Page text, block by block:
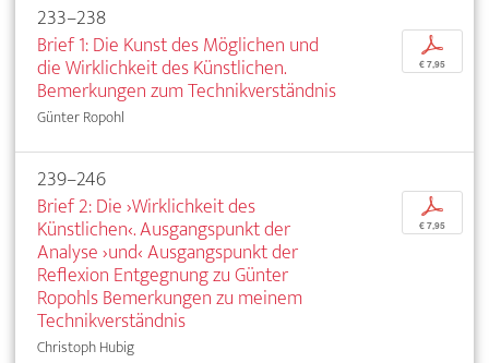
233–238
Brief 1: Die Kunst des Möglichen und
die Wirklichkeit des Künstlichen.
Bemerkungen zum Technikverständnis
Günter Ropohl
p
€ 7,95
239–246
Brief 2: Die ›Wirklichkeit des
Künstlichen‹. Ausgangspunkt der
Analyse ›und‹ Ausgangspunkt der
Reflexion Entgegnung zu Günter
Ropohls Bemerkungen zu meinem
Technikverständnis
Christoph Hubig
p
€ 7,95